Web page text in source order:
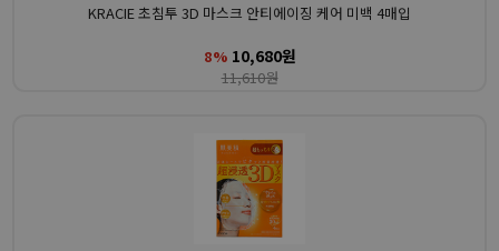
KRACIE 초침투 3D 마스크 안티에이징 케어 미백 4매입
8% 10,680원
11,610원